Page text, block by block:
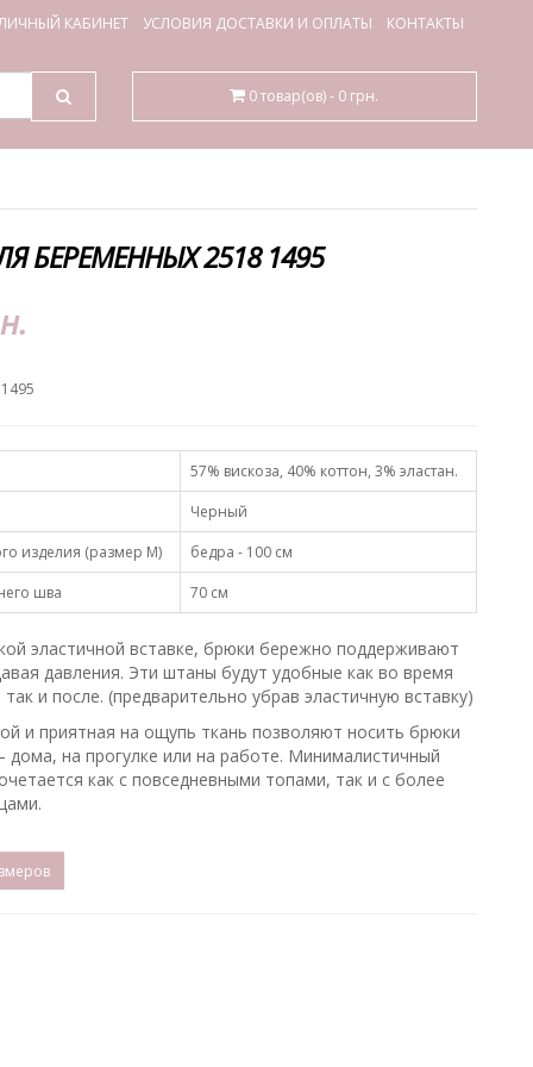
КАБИНЕТ УСЛОВИЯ ДОСТАВКИ И ОПЛАТЫ КОНТАКТЫ
0 товар(ов) - 0 грн.
БЕРЕМЕННЫХ 2518 1495
57% вискоза, 40% коттон, 3% эластан.
Черный
изделия (размер М)
бедра - 100 см
шва
70 см
эластичной вставке, брюки бережно поддерживают
давления. Эти штаны будут удобные как во время
и после. (предварительно убрав эластичную вставку)
и приятная на ощупь ткань позволяют носить брюки
на прогулке или на работе. Минималистичный
как с повседневными топами, так и с более